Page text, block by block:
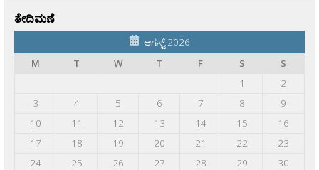
ತೇದಿಮಣೆ
ಆಗಸ್ಟ್ 2026
M
T W T F S
S
1
2
3
4 5 6 7 8
9
10
11 12 13 14 15
16
17
18 19 20 21 22
23
24
25 26 27 28 29
30